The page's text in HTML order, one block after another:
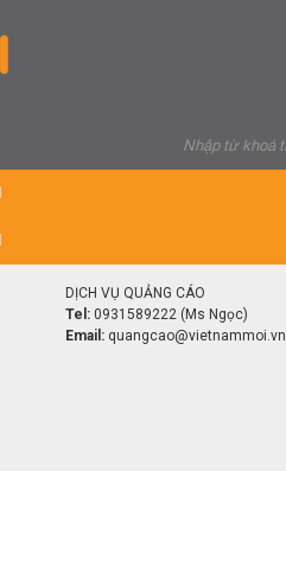
DỊCH VỤ QUẢNG CÁO
Tel: 0931589222 (Ms Ngọc)
Email: quangcao@vietnammoi.vn